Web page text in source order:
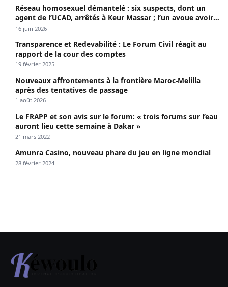
Réseau homosexuel démantelé : six suspects, dont un
agent de l’UCAD, arrêtés à Keur Massar ; l’un avoue avoir
propagé le VIH depuis 2018
16 juin 2026
Transparence et Redevabilité : Le Forum Civil réagit au
rapport de la cour des comptes
19 février 2025
Nouveaux affrontements à la frontière Maroc-Melilla
après des tentatives de passage
1 août 2026
Le FRAPP et son avis sur le forum: « trois forums sur l’eau
auront lieu cette semaine à Dakar »
21 mars 2022
Amunra Casino, nouveau phare du jeu en ligne mondial
28 février 2024